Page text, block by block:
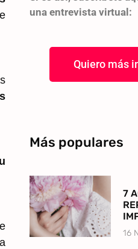
una entrevista virtual:
Quiero más
Más populares
7
16